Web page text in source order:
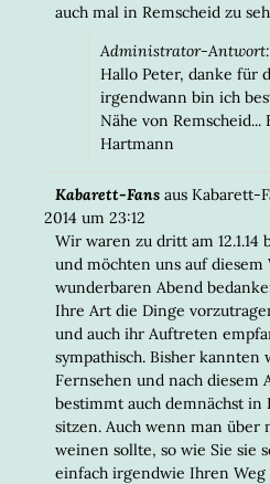
auch mal in Remscheid zu
Administrator-Antwort:
Hallo Peter, danke für
irgendwann bin ich
Nähe von
Hartmann
Kabarett-Fans aus Kabarett-
2014 um 23:12
Wir waren zu dritt am
und möchten uns auf diesem
wunderbaren Abend
Ihre Art die Dinge
und auch ihr Auftreten
sympathisch. Bisher kannten
Fernsehen und nach diesem
bestimmt auch demnächst
sitzen. Auch wenn man über
weinen sollte, so wie Sie sie
einfach irgendwie Ihren Weg